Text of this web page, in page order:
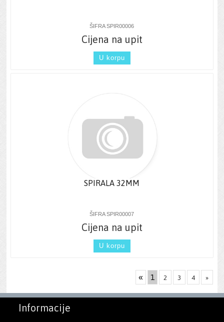
ŠIFRA SPIR00006
Cijena na upit
U korpu
SPIRALA 32MM
ŠIFRA SPIR00007
Cijena na upit
U korpu
« 1 2 3 4 »
Informacije